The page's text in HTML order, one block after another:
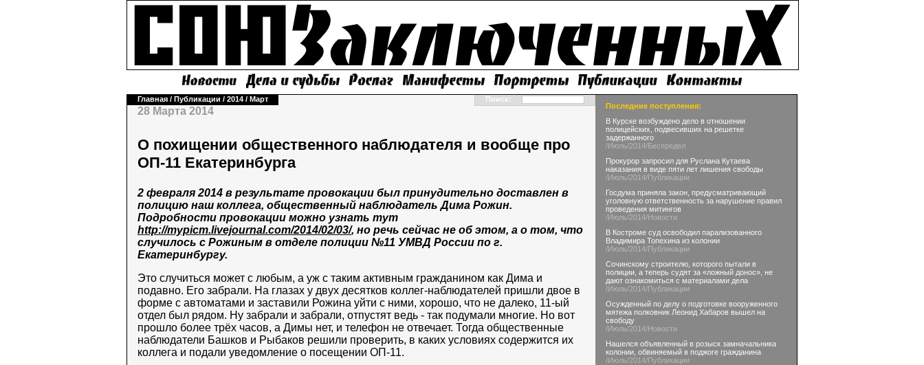
Главная / Публикации / 2014 / Март Поиск:
28 Марта 2014
О похищении общественного наблюдателя и вообще про
ОП-11 Екатеринбурга
2 февраля 2014 в результате провокации был принудительно доставлен в
полицию наш коллега, общественный наблюдатель Дима Рожин.
Подробности провокации можно узнать тут
http://mypicm.livejournal.com/2014/02/03/, но речь сейчас не об этом, а о том, что
случилось с Рожиным в отделе полиции №11 УМВД России по г.
Екатеринбургу.
Это случиться может с любым, а уж с таким активным гражданином как Дима и
подавно. Его забрали. На глазах у двух десятков коллег-наблюдателей пришли двое в
форме с автоматами и заставили Рожина уйти с ними, хорошо, что не далеко, 11-ый
отдел был рядом. Ну забрали и забрали, отпустят ведь - так подумали многие. Но вот
прошло более трёх часов, а Димы нет, и телефон не отвечает. Тогда общественные
наблюдатели Башков и Рыбаков решили проверить, в каких условиях содержится их
коллега и подали уведомление о посещении ОП-11.
Последние поступления:
В Курске возбуждено дело в отношении
полицейских, подвесивших на решетке
задержанного
/Июль/2014/Беспредел
Прокурор запросил для Руслана Кутаева
наказания в виде пяти лет лишения свободы
/Июль/2014/Публикации
Госдума приняла закон, предусматривающий
уголовную ответственность за нарушение правил
проведения митингов
/Июль/2014/Новости
В Костроме суд освободил парализованного
Владимира Топехина из колонии
/Июль/2014/Публикации
Сочинскому строителю, которого пытали в
полиции, а теперь судят за «ложный донос», не
дают ознакомиться с материалами дела
/Июль/2014/Публикации
Осужденный по делу о подготовке вооруженного
мятежа полковник Леонид Хабаров вышел на
свободу
/Июль/2014/Новости
Нашелся объявленный в розыск замначальника
колонии, обвиняемый в поджоге гражданина
/Июль/2014/Публикации